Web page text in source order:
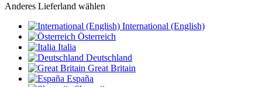
Anderes Lieferland wählen
International (English)
Österreich
Italia
Deutschland
Great Britain
España